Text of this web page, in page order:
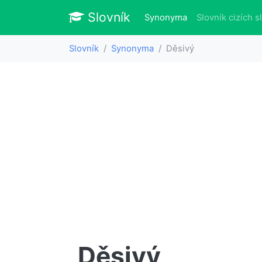
Slovník Slovník
Synonyma(aktuálně)
Slovník cizích
Slovník Synonyma Děsivý
Děsivý